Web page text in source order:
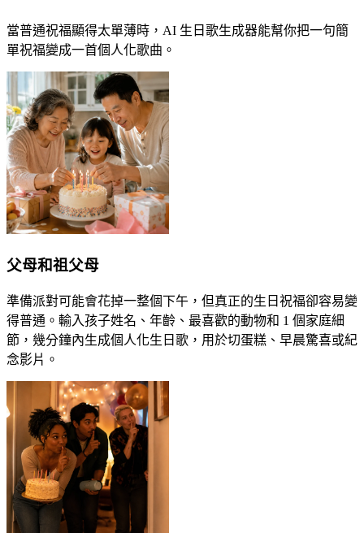
當普通祝福顯得太單薄時，AI 生日歌生成器能幫你把一句簡
單祝福變成一首個人化歌曲。
父母和祖父母
準備派對可能會花掉一整個下午，但真正的生日祝福卻容易變
得普通。輸入孩子姓名、年齡、最喜歡的動物和 1 個家庭細
節，幾分鐘內生成個人化生日歌，用於切蛋糕、早晨驚喜或紀
念影片。